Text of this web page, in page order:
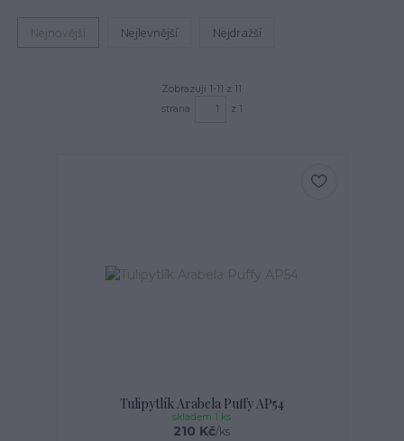
Nejnovější Nejlevnější Nejdražší
Zobrazuji 1-11 z 11
strana
z 1
Tulipytlík Arabela Puffy AP54
210 Kč/ks
skladem 1 ks